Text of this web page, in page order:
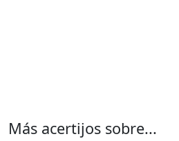
Más acertijos sobre...